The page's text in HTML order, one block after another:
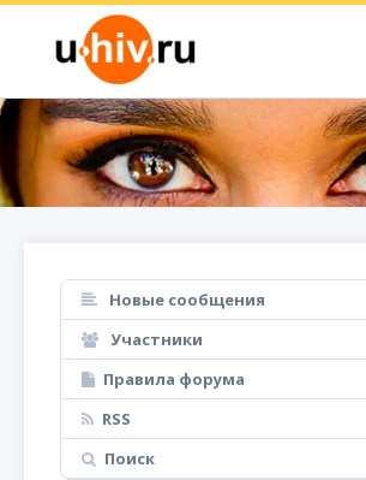
Новые сообщения
Участники
Правила форума
RSS
Поиск